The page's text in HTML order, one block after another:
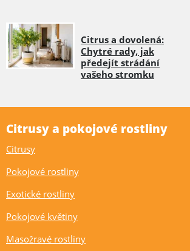
Citrus a dovolená:
Chytré rady, jak
předejít strádání
vašeho stromku
Citrusy a pokojové rostliny
Citrusy
Pokojové rostliny
Exotické rostliny
Pokojové květiny
Masožravé rostliny